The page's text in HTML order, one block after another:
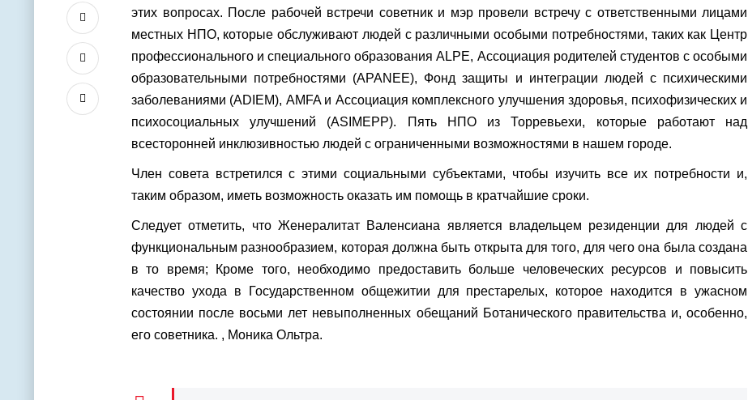
этих вопросах. После рабочей встречи советник и мэр провели встречу с ответственными лицами
местных НПО, которые обслуживают людей с различными особыми потребностями, таких как Центр
профессионального и специального образования ALPE, Ассоциация родителей студентов с особыми
образовательными потребностями (APANEE), Фонд защиты и интеграции людей с психическими
заболеваниями (ADIEM), AMFA и Ассоциация комплексного улучшения здоровья, психофизических и
психосоциальных улучшений (ASIMEPP). Пять НПО из Торревьехи, которые работают над
всесторонней инклюзивностью людей с ограниченными возможностями в нашем городе.
Член совета встретился с этими социальными субъектами, чтобы изучить все их потребности и,
таким образом, иметь возможность оказать им помощь в кратчайшие сроки.
Следует отметить, что Женералитат Валенсиана является владельцем резиденции для людей с
функциональным разнообразием, которая должна быть открыта для того, для чего она была создана
в то время; Кроме того, необходимо предоставить больше человеческих ресурсов и повысить
качество ухода в Государственном общежитии для престарелых, которое находится в ужасном
состоянии после восьми лет невыполненных обещаний Ботанического правительства и, особенно,
его советника. , Моника Ольтра.